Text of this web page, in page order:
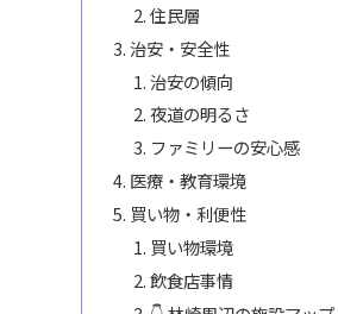
住民層
治安・安全性
治安の傾向
夜道の明るさ
ファミリーの安心感
医療・教育環境
買い物・利便性
買い物環境
飲食店事情